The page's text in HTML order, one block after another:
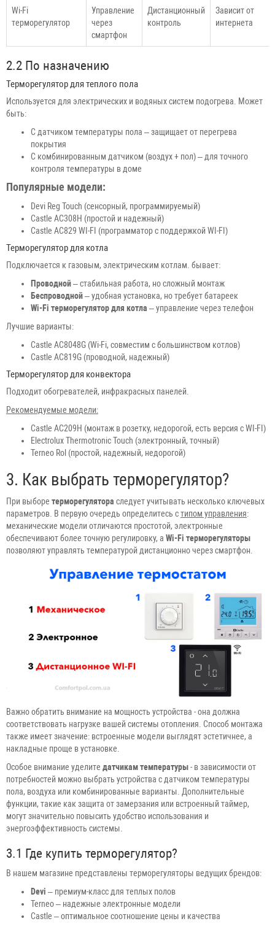
Wi-Fi
терморегулятор
Управление
через
смартфон
Дистанционный
контроль
Зависит от
интернета
2.2 По назначению
Терморегулятор для теплого пола
Используется для электрических и водяных систем подогрева. Может
быть:
С датчиком температуры пола – защищает от перегрева
покрытия
С комбинированным датчиком (воздух + пол) – для точного
контроля температуры в доме
Популярные модели:
Devi Reg Touch (сенсорный, программируемый)
Castle AC308H (простой и надежный)
Castle AC829 WI-FI (программатор с поддержкой WI-FI)
Терморегулятор для котла
Подключается к газовым, электрическим котлам. бывает:
Проводной– стабильная работа, но сложный монтаж
Беспроводной– удобная установка, но требует батареек
Wi-Fi терморегулятор для котла – управление через телефон
Лучшие варианты:
Сastle AC8048G (Wi-Fi, совместим с большинством котлов)
Castle AC819G (проводной, надежный)
Терморегулятор для конвектора
Подходит обогревателей, инфракрасных панелей.
Рекомендуемые модели:
Castle AC209H (монтаж в розетку, недорогой, есть версия с WI-FI)
Electrolux Thermotronic Touch (электронный, точный)
Terneo Rol (простой, надежный, недорогой)
3. Как выбрать терморегулятор?
При выборе терморегулятора следует учитывать несколько ключевых
параметров. В первую очередь определитесь стипом управления:
механические модели отличаются простотой, электронные
обеспечивают более точную регулировку, а Wi-Fi терморегуляторы
позволяют управлять температурой дистанционно через смартфон.
Важно обратить внимание на мощность устройства - она должна
соответствовать нагрузке вашей системы отопления. Способ монтажа
также имеет значение: встроенные модели выглядят эстетичнее, а
накладные проще в установке.
Особое внимание уделите датчикам температуры- в зависимости от
потребностей можно выбрать устройства с датчиком температуры
пола, воздуха или комбинированные варианты. Дополнительные
функции, такие как защита от замерзания или встроенный таймер,
могут значительно повысить удобство использования и
энергоэффективность системы.
3.1 Где купить терморегулятор?
В нашем магазине представлены терморегуляторы ведущих брендов:
Devi – премиум-класс для теплых полов
Terneo – надежные электронные модели
Castle – оптимальное соотношение цены и качества